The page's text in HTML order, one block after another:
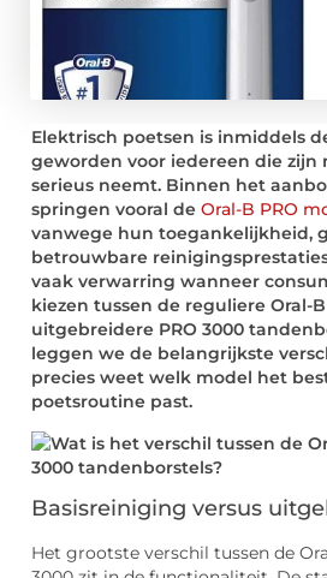
Elektrisch poetsen is inmiddels
geworden voor iedereen die zijn
serieus neemt. Binnen het
springen vooral de Oral-B PRO
vanwege hun toegankelijkheid,
betrouwbare
vaak verwarring wanneer
kiezen tussen de reguliere Oral-
uitgebreidere PRO 3000
leggen we de belangrijkste
precies weet welk model het
poetsroutine past.
Basisreiniging versus
Het grootste verschil tussen de